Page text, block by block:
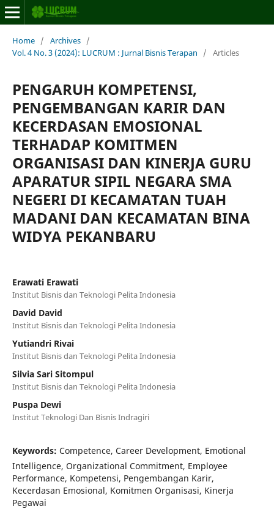
Home / Archives /
Vol. 4 No. 3 (2024): LUCRUM : Jurnal Bisnis Terapan
/ Articles
PENGARUH KOMPETENSI,
PENGEMBANGAN KARIR DAN
KECERDASAN EMOSIONAL
TERHADAP KOMITMEN
ORGANISASI DAN KINERJA GURU
APARATUR SIPIL NEGARA SMA
NEGERI DI KECAMATAN TUAH
MADANI DAN KECAMATAN BINA
WIDYA PEKANBARU
Erawati Erawati
Institut Bisnis dan Teknologi Pelita Indonesia
David David
Institut Bisnis dan Teknologi Pelita Indonesia
Yutiandri Rivai
Institut Bisnis dan Teknologi Pelita Indonesia
Silvia Sari Sitompul
Institut Bisnis dan Teknologi Pelita Indonesia
Puspa Dewi
Institut Teknologi Dan Bisnis Indragiri
Keywords: Competence, Career Development, Emotional
Intelligence, Organizational Commitment, Employee
Performance, Kompetensi, Pengembangan Karir,
Kecerdasan Emosional, Komitmen Organisasi, Kinerja
Pegawai